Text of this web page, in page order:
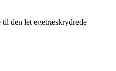
den let egetræskrydrede